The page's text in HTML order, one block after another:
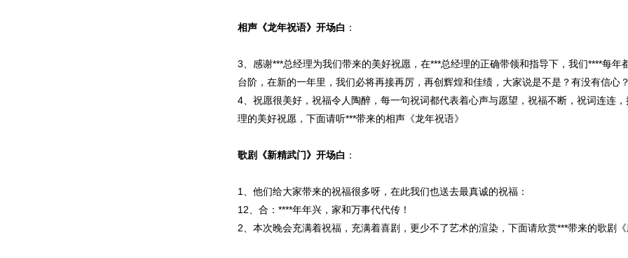
相声《龙年祝语》开场白 ：
3、感谢***总经理为我们带来的美好祝愿，在***总经理的正确带领和指导下，我们****每年
台阶，在新的一年里，我们必将再接再厉，再创辉煌和佳绩，大家说是不是？有没有信心？
4、祝愿很美好，祝福令人陶醉，每一句祝词都代表着心声与愿望，祝福不断，祝词连连，
理的美好祝愿，下面请听***带来的相声《龙年祝语》
歌剧《新精武门》开场白 ：
1、他们给大家带来的祝福很多呀，在此我们也送去最真诚的祝福：
12、合：****年年兴，家和万事代代传！
2、本次晚会充满着祝福，充满着喜剧，更少不了艺术的渲染，下面请欣赏***带来的歌剧《